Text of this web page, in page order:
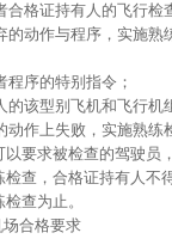
格证持有人的飞行检
动作与程序，实施
序的特别指令；
该型别飞机和飞行机
作上失败，实施熟
要求被检查的驾驶
查，合格证持有人
查为止。
合格要求